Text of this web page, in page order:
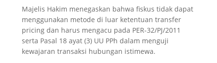
Majelis Hakim menegaskan bahwa fiskus tidak dapat
menggunakan metode di luar ketentuan transfer
pricing dan harus mengacu pada PER-32/PJ/2011
serta Pasal 18 ayat (3) UU PPh dalam menguji
kewajaran transaksi hubungan istimewa.